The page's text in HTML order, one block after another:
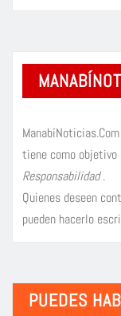
tiene como
Responsabilidad.
Quienes deseen
pueden hacerlo
PUEDES